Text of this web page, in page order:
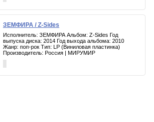
ЗЕМФИРА / Z-Sides
Исполнитель: ЗЕМФИРА Альбом: Z-Sides Год
выпуска диска: 2014 Год выхода альбома: 2010
Жанр: поп-рок Тип: LP (Виниловая пластинка)
Производитель: Россия | МИРУМИР